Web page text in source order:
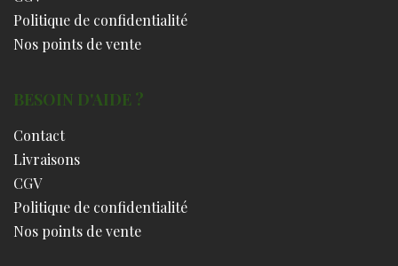
Politique de confidentialité
Nos points de vente
BESOIN D'AIDE ?
Contact
Livraisons
CGV
Politique de confidentialité
Nos points de vente